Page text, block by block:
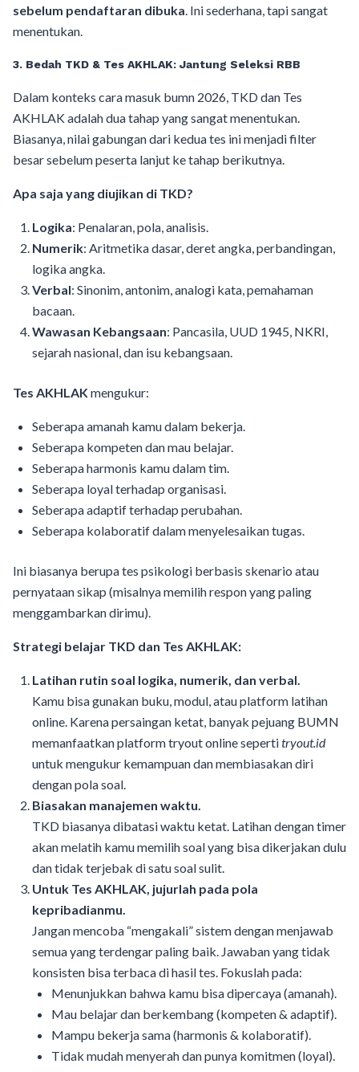
sebelum pendaftaran dibuka . Ini sederhana, tapi sangat
menentukan.
3. Bedah TKD & Tes AKHLAK: Jantung Seleksi RBB
Dalam konteks cara masuk bumn 2026, TKD dan Tes
AKHLAK adalah dua tahap yang sangat menentukan.
Biasanya, nilai gabungan dari kedua tes ini menjadi filter
besar sebelum peserta lanjut ke tahap berikutnya.
Apa saja yang diujikan di TKD?
Logika: Penalaran, pola, analisis.
Numerik: Aritmetika dasar, deret angka, perbandingan,
logika angka.
Verbal: Sinonim, antonim, analogi kata, pemahaman
bacaan.
Wawasan Kebangsaan: Pancasila, UUD 1945, NKRI,
sejarah nasional, dan isu kebangsaan.
Tes AKHLAK mengukur:
Seberapa amanah kamu dalam bekerja.
Seberapa kompeten dan mau belajar.
Seberapa harmonis kamu dalam tim.
Seberapa loyal terhadap organisasi.
Seberapa adaptif terhadap perubahan.
Seberapa kolaboratif dalam menyelesaikan tugas.
Ini biasanya berupa tes psikologi berbasis skenario atau
pernyataan sikap (misalnya memilih respon yang paling
menggambarkan dirimu).
Strategi belajar TKD dan Tes AKHLAK:
Latihan rutin soal logika, numerik, dan verbal.
Kamu bisa gunakan buku, modul, atau platform latihan
online. Karena persaingan ketat, banyak pejuang BUMN
memanfaatkan platform tryout online sepertitryout.id
untuk mengukur kemampuan dan membiasakan diri
dengan pola soal.
Biasakan manajemen waktu.
TKD biasanya dibatasi waktu ketat. Latihan dengan timer
akan melatih kamu memilih soal yang bisa dikerjakan dulu
dan tidak terjebak di satu soal sulit.
Untuk Tes AKHLAK, jujurlah pada pola
kepribadianmu.
Jangan mencoba “mengakali” sistem dengan menjawab
semua yang terdengar paling baik. Jawaban yang tidak
konsisten bisa terbaca di hasil tes. Fokuslah pada:
Menunjukkan bahwa kamu bisa dipercaya (amanah).
Mau belajar dan berkembang (kompeten & adaptif).
Mampu bekerja sama (harmonis & kolaboratif).
Tidak mudah menyerah dan punya komitmen (loyal).